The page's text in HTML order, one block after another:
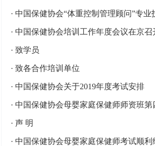
· 中国保健协会“体重控制管理顾问”专业
· 中国保健协会培训工作年度会议在京召
· 致学员
· 致各合作培训单位
· 中国保健协会关于2019年度考试安排
· 中国保健协会母婴家庭保健师师资班第
· 声 明
· 中国保健协会母婴家庭保健师考试顺利